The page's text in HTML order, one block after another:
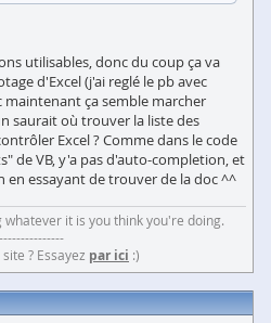
utilisables, donc du coup ça va
d'Excel (j'ai reglé le pb avec
ça semble marcher
saurait où trouver la liste des
Excel ? Comme dans le code
de VB, y'a pas d'auto-completion, et
en essayant de trouver de la doc ^^
whatever it is you think you're doing.
? Essayez par ici :)